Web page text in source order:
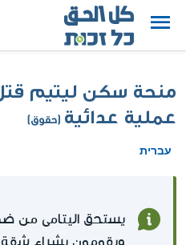
منحة سكن ليتيم
عملية عدائية (حقوق)
עברית
يستحق اليتامى من